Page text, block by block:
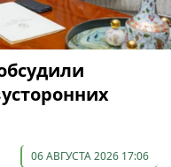
06 АВГУСТА 2026 17:06